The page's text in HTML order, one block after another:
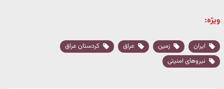
ویژه:
ایران زمین عراق
کردستان عراق
نیروهای امنیتی